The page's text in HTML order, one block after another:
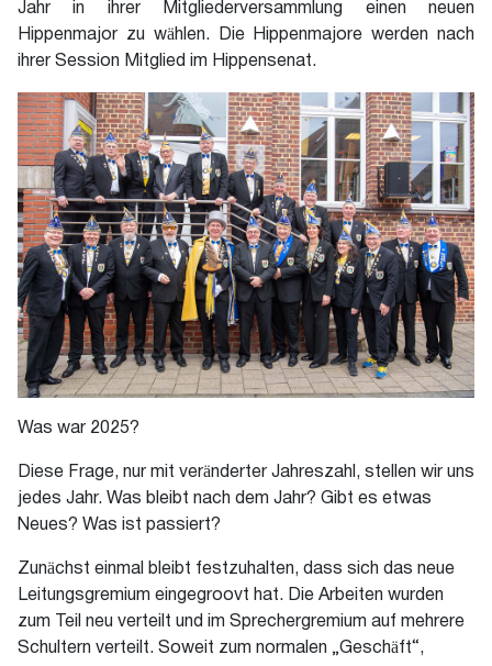
Jahr in ihrer Mitgliederversammlung einen neuen
Hippenmajor zu wählen. Die Hippenmajore werden nach
ihrer Session Mitglied im Hippensenat.
Was war 2025?
Diese Frage, nur mit veränderter Jahreszahl, stellen wir uns
jedes Jahr. Was bleibt nach dem Jahr? Gibt es etwas
Neues? Was ist passiert?
Zunächst einmal bleibt festzuhalten, dass sich das neue
Leitungsgremium eingegroovt hat. Die Arbeiten wurden
zum Teil neu verteilt und im Sprechergremium auf mehrere
Schultern verteilt. Soweit zum normalen „Geschäft“,